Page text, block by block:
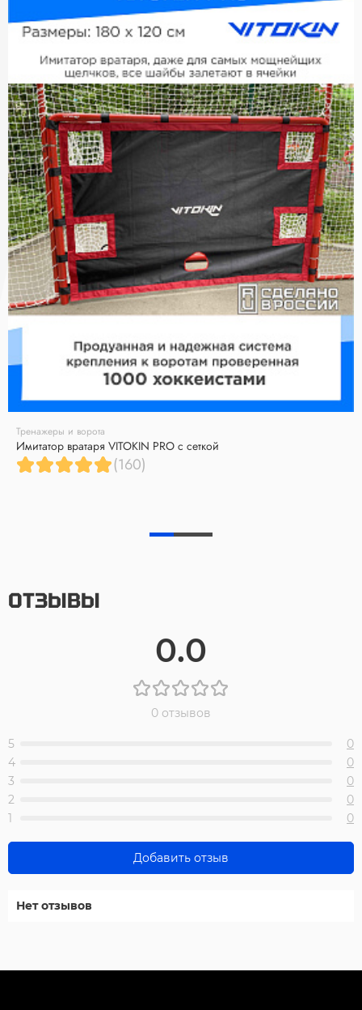
Тренажеры и ворота
Имитатор вратаря VITOKIN PRO с сеткой
(160)
ОТЗЫВЫ
0.0
0 отзывов
5
0
4
0
3
0
2
0
1
0
Добавить отзыв
Нет отзывов